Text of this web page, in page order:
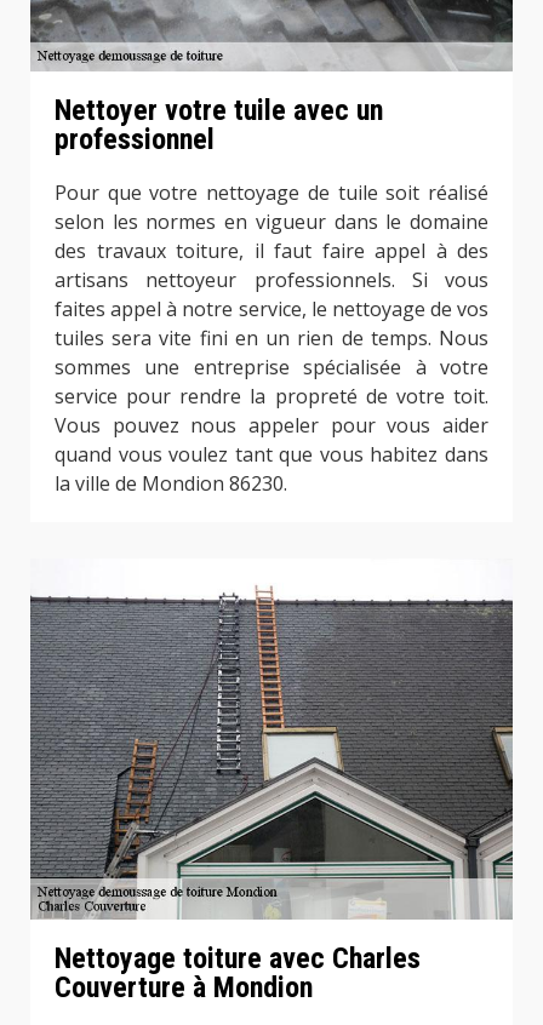
Nettoyer votre tuile avec un
professionnel
Pour que votre nettoyage de tuile soit réalisé
selon les normes en vigueur dans le domaine
des travaux toiture, il faut faire appel à des
artisans nettoyeur professionnels. Si vous
faites appel à notre service, le nettoyage de vos
tuiles sera vite fini en un rien de temps. Nous
sommes une entreprise spécialisée à votre
service pour rendre la propreté de votre toit.
Vous pouvez nous appeler pour vous aider
quand vous voulez tant que vous habitez dans
la ville de Mondion 86230.
Nettoyage toiture avec Charles
Couverture à Mondion